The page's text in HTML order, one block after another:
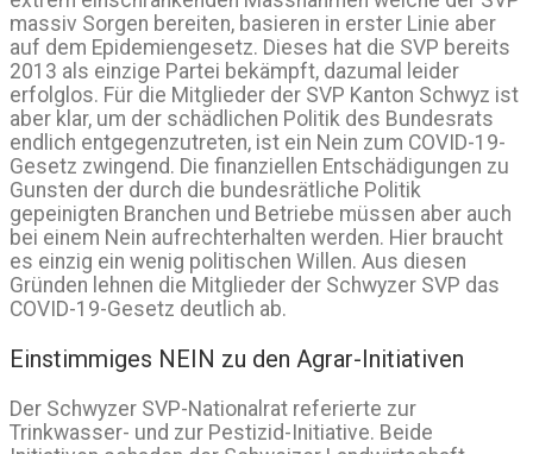
massiv Sorgen bereiten, basieren in erster Linie aber
auf dem Epidemiengesetz. Dieses hat die SVP bereits
2013 als einzige Partei bekämpft, dazumal leider
erfolglos. Für die Mitglieder der SVP Kanton Schwyz ist
aber klar, um der schädlichen Politik des Bundesrats
endlich entgegenzutreten, ist ein Nein zum COVID-19-
Gesetz zwingend. Die finanziellen Entschädigungen zu
Gunsten der durch die bundesrätliche Politik
gepeinigten Branchen und Betriebe müssen aber auch
bei einem Nein aufrechterhalten werden. Hier braucht
es einzig ein wenig politischen Willen. Aus diesen
Gründen lehnen die Mitglieder der Schwyzer SVP das
COVID-19-Gesetz deutlich ab.
Einstimmiges NEIN zu den Agrar-Initiativen
Der Schwyzer SVP-Nationalrat referierte zur
Trinkwasser- und zur Pestizid-Initiative. Beide